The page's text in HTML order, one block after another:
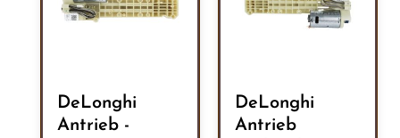
DeLonghi
Antrieb -
DeLonghi
Antrieb